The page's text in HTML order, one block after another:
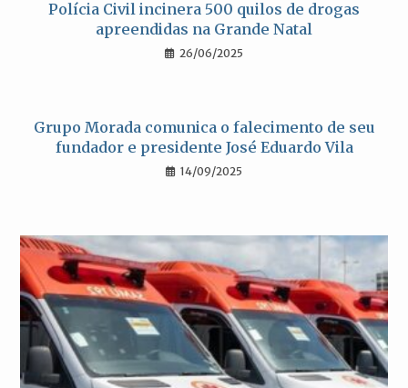
Polícia Civil incinera 500 quilos de drogas
apreendidas na Grande Natal
26/06/2025
Grupo Morada comunica o falecimento de seu
fundador e presidente José Eduardo Vila
14/09/2025